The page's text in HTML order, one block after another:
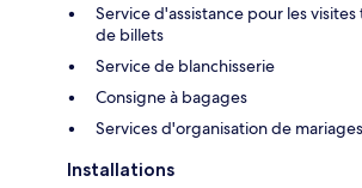
Service d'assistance pour les
de billets
Service de blanchisserie
Consigne à bagages
Services d'organisation de mariages
Installations